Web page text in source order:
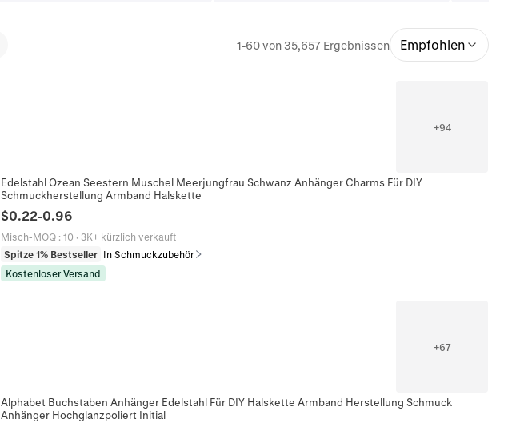
1-60 von 35,657 Ergebnissen Empfohlen
+94
Edelstahl Ozean Seestern Muschel Meerjungfrau Schwanz Anhänger Charms Für DIY
Schmuckherstellung Armband Halskette
$0.22-0.96
Misch-MOQ : 10 · 3K+ kürzlich verkauft
Spitze 1% Bestseller In Schmuckzubehör
Kostenloser Versand
+67
Alphabet Buchstaben Anhänger Edelstahl Für DIY Halskette Armband Herstellung Schmuck
Anhänger Hochglanzpoliert Initial